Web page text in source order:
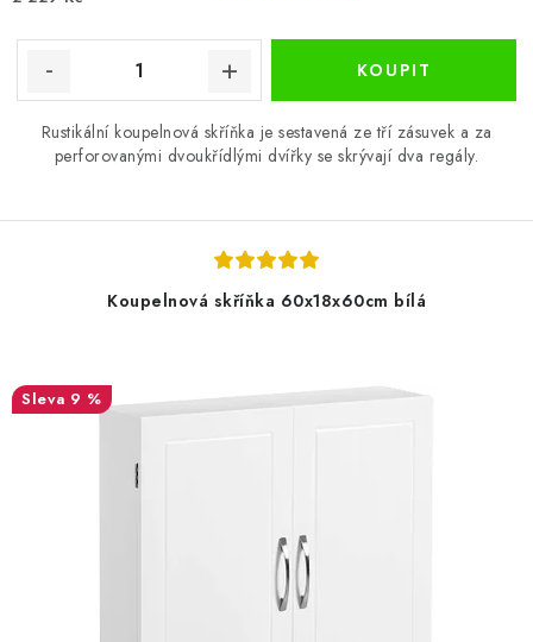
Rustikální koupelnová skříňka je sestavená ze tří zásuvek a za
perforovanými dvoukřídlými dvířky se skrývají dva regály.
Koupelnová skříňka 60x18x60cm bílá
9 %